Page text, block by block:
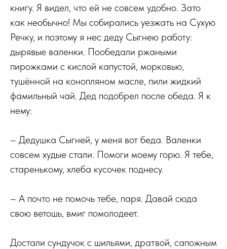
книгу. Я видел, что ей не совсем удобно. Зато
как необычно! Мы собирались уезжать на Сухую
Речку, и поэтому я нес деду Сыгнею работу:
дырявые валенки. Пообедали ржаными
пирожками с кислой капустой, морковью,
тушённой на конопляном масле, пили жидкий
фамильный чай. Дед подобрел после обеда. Я к
нему:
– Дедушка Сыгней, у меня вот беда. Валенки
совсем худые стали. Помоги моему горю. Я тебе,
старенькому, хлеба кусочек поднесу.
– А почто не помочь тебе, паря. Давай сюда
свою ветошь, вмиг помолодеет.
Достали сундучок с шильями, дратвой, сапожным